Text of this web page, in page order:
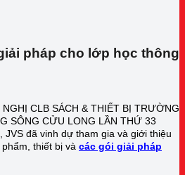
pháp cho lớp học thông
CLB SÁCH & THIẾT BỊ TRƯỜNG
SÔNG CỬU LONG LẦN THỨ 33
đã vinh dự tham gia và giới thiệu
thiết bị và các gói giải pháp